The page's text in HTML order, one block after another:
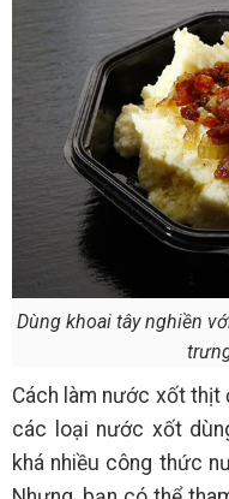
Dùng khoai tây nghiền
Cách làm nước xốt thịt
các loại nước xốt
khá nhiều công thức